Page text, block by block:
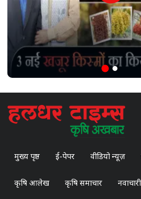
मुख्य पृष्ठ ई-पेपर वीडियो न्यूज़
कृषि आलेख कृषि समाचार